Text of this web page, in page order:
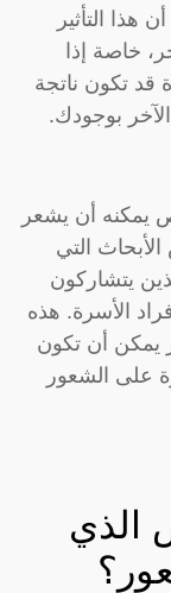
التأثير
خاصة إذا
قد تكون ناتجة
بوجودك.
يمكنه أن يشعر
التي
يتشاركون
الأسرة. هذه
يمكن أن تكون
على الشعور
الذي